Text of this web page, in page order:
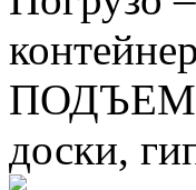
ПОДЪЕМ
доски,